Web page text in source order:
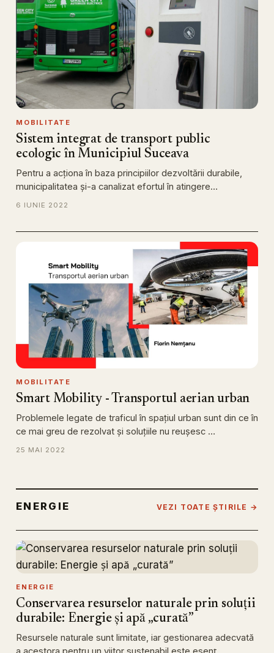
MOBILITATE
Sistem integrat de transport public
ecologic în Municipiul Suceava
Pentru a acţiona în baza principiilor dezvoltării durabile,
municipalitatea și-a canalizat efortul în atingere…
6 IUNIE 2022
MOBILITATE
Smart Mobility - Transportul aerian urban
Problemele legate de traficul în spațiul urban sunt din ce în
ce mai greu de rezolvat și soluțiile nu reușesc …
25 MAI 2022
ENERGIE VEZI TOATE ȘTIRILE →
ENERGIE
Conservarea resurselor naturale prin soluții
durabile: Energie și apă „curată”
Resursele naturale sunt limitate, iar gestionarea adecvată